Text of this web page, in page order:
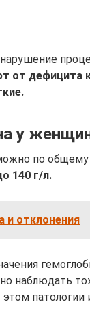
от дефицита
у
по общему
140 г/л.
и отклонения
наблюдать
патологии